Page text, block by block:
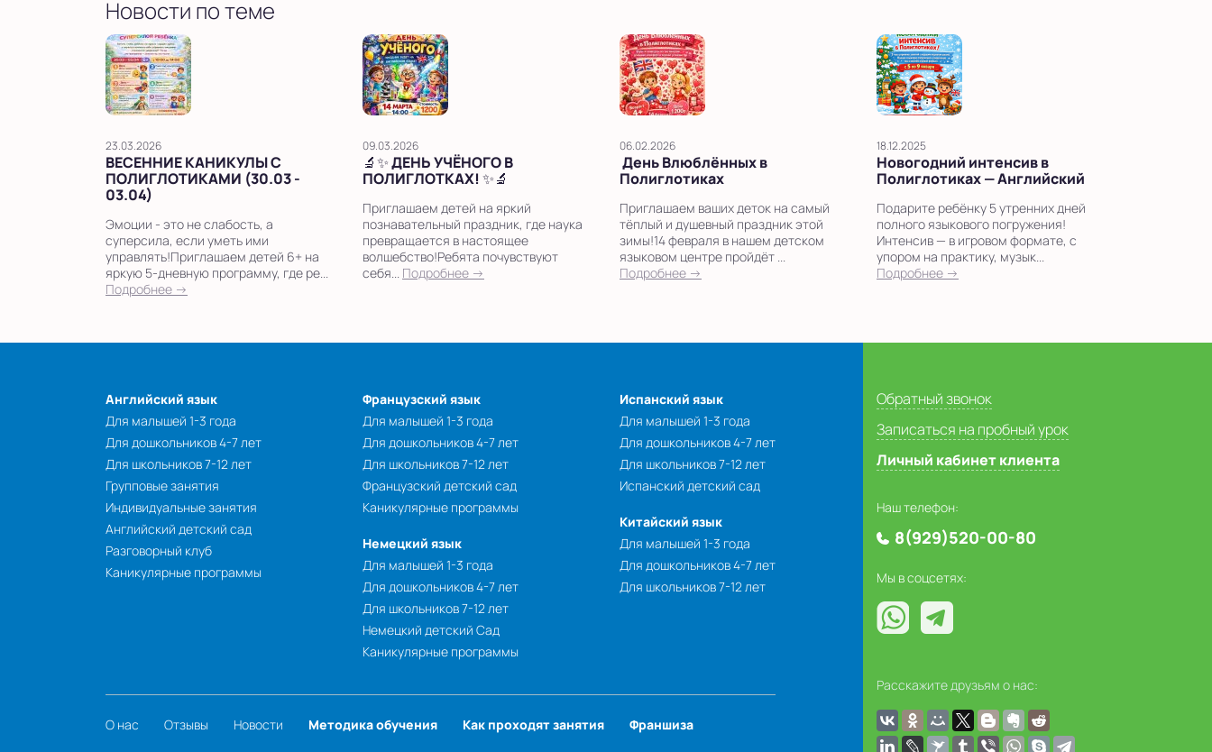
Новости по теме
23.03.2026
ВЕСЕННИЕ КАНИКУЛЫ С
ПОЛИГЛОТИКАМИ (30.03 -
03.04)
Эмоции - это не слабость, а
суперсила, если уметь ими
управлять!Приглашаем детей 6+ на
яркую 5-дневную программу, где ре...
Подробнее →
09.03.2026
🔬✨ ДЕНЬ УЧЁНОГО В
ПОЛИГЛОТКАХ! ✨🔬
Приглашаем детей на яркий
познавательный праздник, где наука
превращается в настоящее
волшебство!Ребята почувствуют
себя... Подробнее →
06.02.2026
День Влюблённых в
Полиглотиках
Приглашаем ваших деток на самый
тёплый и душевный праздник этой
зимы!14 февраля в нашем детском
языковом центре пройдёт ...
Подробнее →
18.12.2025
Новогодний интенсив в
Полиглотиках — Английский
Подарите ребёнку 5 утренних дней
полного языкового погружения!
Интенсив — в игровом формате, с
упором на практику, музык...
Подробнее →
Английский язык
Для малышей 1-3 года
Для дошкольников 4-7 лет
Для школьников 7-12 лет
Групповые занятия
Индивидуальные занятия
Английский детский сад
Разговорный клуб
Каникулярные программы
Французский язык
Для малышей 1-3 года
Для дошкольников 4-7 лет
Для школьников 7-12 лет
Французский детский сад
Каникулярные программы
Немецкий язык
Для малышей 1-3 года
Для дошкольников 4-7 лет
Для школьников 7-12 лет
Немецкий детский Сад
Каникулярные программы
Испанский язык
Для малышей 1-3 года
Для дошкольников 4-7 лет
Для школьников 7-12 лет
Испанский детский сад
Китайский язык
Для малышей 1-3 года
Для дошкольников 4-7 лет
Для школьников 7-12 лет
О нас Отзывы Новости Методика обучения Как проходят занятия Франшиза
Обратный звонок
Записаться на пробный урок
Личный кабинет клиента
Наш телефон:
8(929)520-00-80
Мы в соцсетях:
Расскажите друзьям о нас: